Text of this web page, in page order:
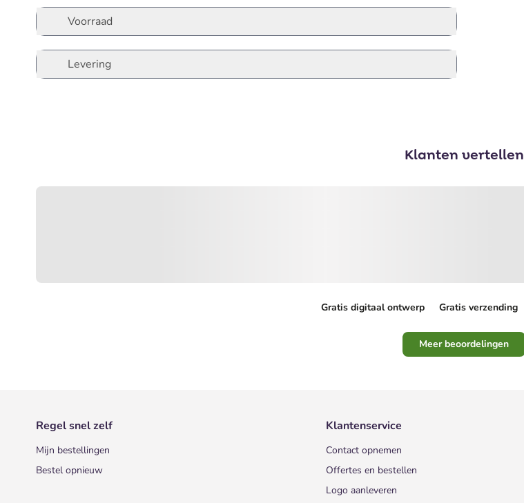
Voorraad
Levering
Klanten vertellen
Gratis digitaal ontwerp Gratis verzending
Meer beoordelingen
Regel snel zelf
Mijn bestellingen
Bestel opnieuw
Klantenservice
Contact opnemen
Offertes en bestellen
Logo aanleveren